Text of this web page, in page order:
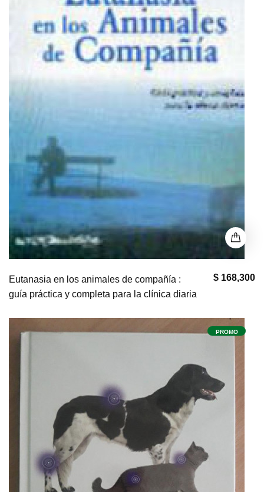
$ 168,300
Eutanasia en los animales de compañía :
guía práctica y completa para la clínica diaria
PROMO